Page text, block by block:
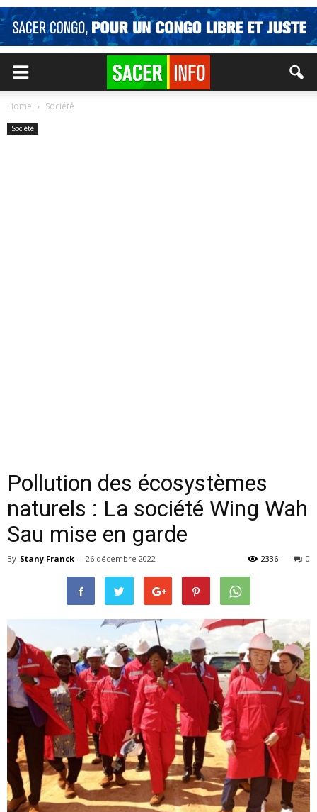
Home Société
Société
Pollution des écosystèmes
naturels : La société Wing Wah
Sau mise en garde
By Stany Franck - 26 décembre 2022 0
2336